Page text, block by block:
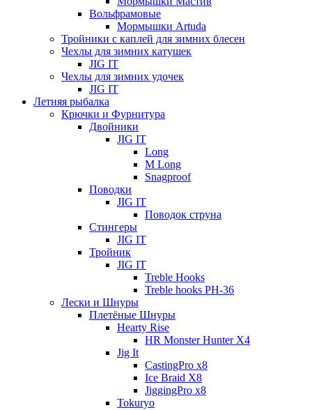
Вольфрамовые
Мормышки Artuda
Тройники с каплей для зимних блесен
Чехлы для зимних катушек
JIG IT
Чехлы для зимних удочек
JIG IT
Летняя рыбалка
Крючки и Фурнитура
Двойники
JIG IT
Long
M Long
Snagproof
Поводки
JIG IT
Поводок струна
Стингеры
JIG IT
Тройник
JIG IT
Treble Hooks
Treble hooks PH-36
Лески и Шнуры
Плетёные Шнуры
Hearty Rise
HR Monster Hunter X4
Jig It
CastingPro x8
Ice Braid X8
JiggingPro x8
Tokuryo